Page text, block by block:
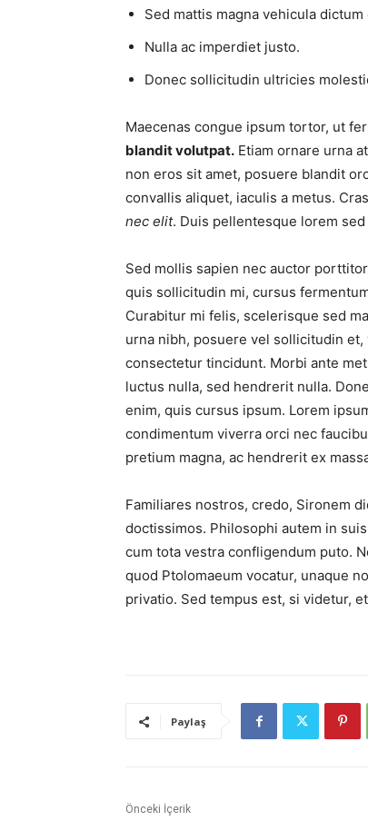
Sed mattis magna vehicula dictum
Nulla ac imperdiet justo.
Donec sollicitudin ultricies
Maecenas congue ipsum tortor, ut
blandit volutpat. Etiam ornare urna
non eros sit amet, posuere blandit
convallis aliquet, iaculis a metus.
nec elit. Duis pellentesque lorem
Sed mollis sapien nec auctor
quis sollicitudin mi, cursus
Curabitur mi felis, scelerisque sed
urna nibh, posuere vel sollicitudin
consectetur tincidunt. Morbi ante
luctus nulla, sed hendrerit nulla.
enim, quis cursus ipsum. Lorem
condimentum viverra orci nec
pretium magna, ac hendrerit ex
Familiares nostros, credo, Sironem
doctissimos. Philosophi autem in
cum tota vestra confligendum puto.
quod Ptolomaeum vocatur, unaque
privatio. Sed tempus est, si videtur,
Paylaş
Önceki İçerik